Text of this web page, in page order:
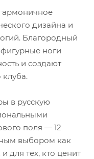
дизайна и
Благородный
ноги
и создают
клуба.
в русскую
поля — 12
выбором как
для тех, кто ценит